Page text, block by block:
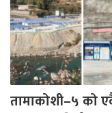
तामाकोशी–५ को